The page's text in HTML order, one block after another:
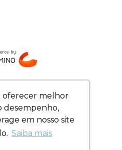
oferecer melhor
desempenho,
em nosso site
Saiba mais